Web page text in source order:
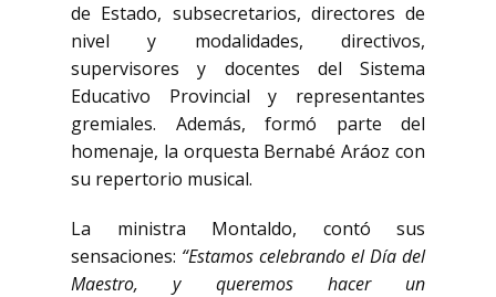
de Estado, subsecretarios, directores de
nivel y modalidades, directivos,
supervisores y docentes del Sistema
Educativo Provincial y representantes
gremiales. Además, formó parte del
homenaje, la orquesta Bernabé Aráoz con
su repertorio musical.
La ministra Montaldo, contó sus
sensaciones: “Estamos celebrando el Día del
Maestro, y queremos hacer un